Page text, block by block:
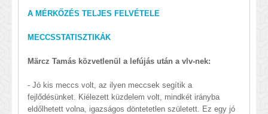
A MÉRKŐZÉS TELJES FELVÉTELE
MECCSSTATISZTIKÁK
Märcz Tamás közvetlenül a lefújás után a vlv-nek:
- Jó kis meccs volt, az ilyen meccsek segítik a
fejlődésünket. Kiélezett küzdelem volt, mindkét irányba
eldőlhetett volna, igazságos döntetetlen született. Ez egy jó